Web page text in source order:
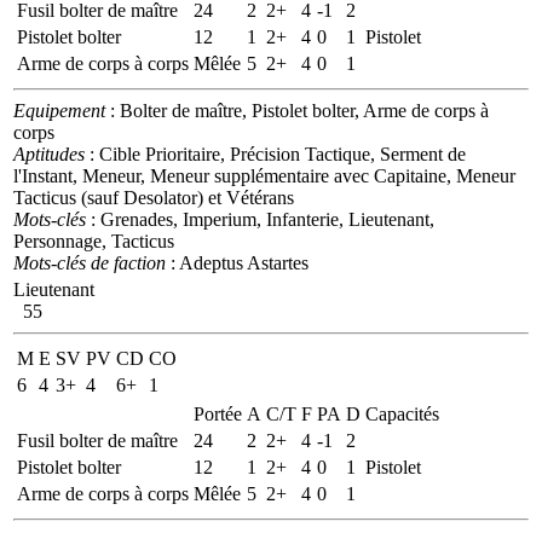
Fusil bolter de maître
24 2 2+ 4 -1
2
Pistolet bolter
12 1 2+ 4 0 1
Pistolet
Arme de corps à corps Mêlée 5 2+ 4 0 1
Equipement: Bolter de maître, Pistolet bolter, Arme de corps à
corps
Aptitudes : Cible Prioritaire, Précision Tactique, Serment de
l'Instant, Meneur, Meneur supplémentaire avec Capitaine, Meneur
Tacticus (sauf Desolator) et Vétérans
Mots-clés : Grenades, Imperium, Infanterie, Lieutenant,
Personnage, Tacticus
Mots-clés de faction : Adeptus Astartes
Lieutenant
55
M E SV PV CD CO
6 4 3+ 4 6+
1
Portée A C/T F PA D Capacités
Fusil bolter de maître
24 2 2+ 4 -1
2
Pistolet bolter
12 1 2+ 4 0 1
Pistolet
Arme de corps à corps Mêlée 5 2+ 4 0 1